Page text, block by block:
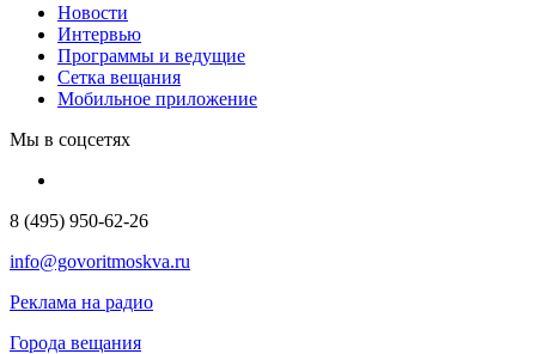
Новости
Интервью
Программы и ведущие
Сетка вещания
Мобильное приложение
Мы в соцсетях
8 (495) 950-62-26
info@govoritmoskva.ru
Реклама на радио
Города вещания